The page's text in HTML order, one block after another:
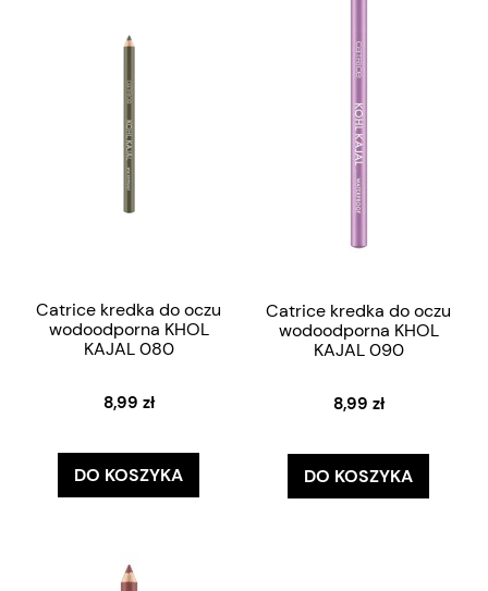
Catrice kredka do oczu
wodoodporna KHOL
KAJAL 080
8,99 zł
DO KOSZYKA
Catrice kredka do oczu
wodoodporna KHOL
KAJAL 090
8,99 zł
DO KOSZYKA